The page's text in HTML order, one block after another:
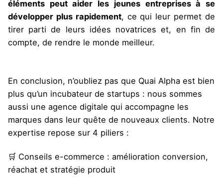
éléments peut aider les jeunes entreprises à se
développer plus rapidement, ce qui leur permet de
tirer parti de leurs idées novatrices et, en fin de
compte, de rendre le monde meilleur.
En conclusion, n’oubliez pas que Quai Alpha est bien
plus qu’un incubateur de startups : nous sommes
aussi une agence digitale qui accompagne les
marques dans leur quête de nouveaux clients. Notre
expertise repose sur 4 piliers :
🛒 Conseils e-commerce : amélioration conversion,
réachat et stratégie produit